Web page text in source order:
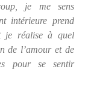
je me sens
intérieure prend
je réalise à quel
de l’amour et de
pour se sentir